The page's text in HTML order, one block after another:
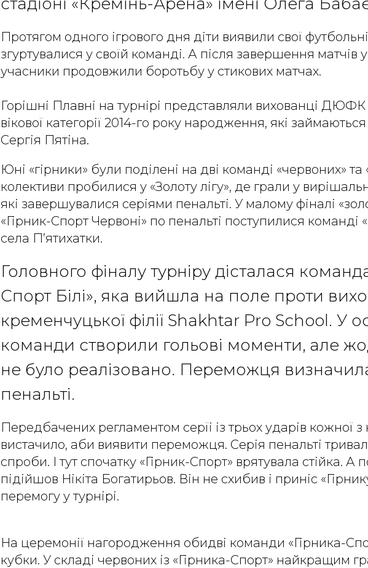
Протягом одного ігрового дня діти виявили свої
згуртувалися у своїй команді. А після завершення матчів
учасники продовжили боротьбу у стикових матчах.
Горішні Плавні на турнірі представляли вихованці ДЮФК
вікової категорії 2014-го року народження, які
Сергія Пятіна.
Юні «гірники» були поділені на дві команді «червоних»
колективи пробилися у «Золоту лігу», де грали у
які завершувалися серіями пенальті. У малому фіналі
«Гірник-Спорт Червоні» по пенальті поступилися команді
села П’ятихатки.
Головного фіналу турніру дісталася
Спорт Білі», яка вийшла на поле проти
кременчуцької філії Shakhtar Pro School. У
команди створили гольові моменти, але
не було реалізовано. Переможця
пенальті.
Передбачених регламентом серїі із трьох ударів кожної
вистачило, аби виявити переможця. Серія пенальті
спроби. І тут спочатку «Гірник-Спорт» врятувала стійка. А
підійшов Нікіта Богатирьов. Він не схибив і приніс
перемогу у турнірі.
На церемонії нагородження обидві команди «Гірника-
кубки. У складі червоних із «Гірника-Спорт» найкращим